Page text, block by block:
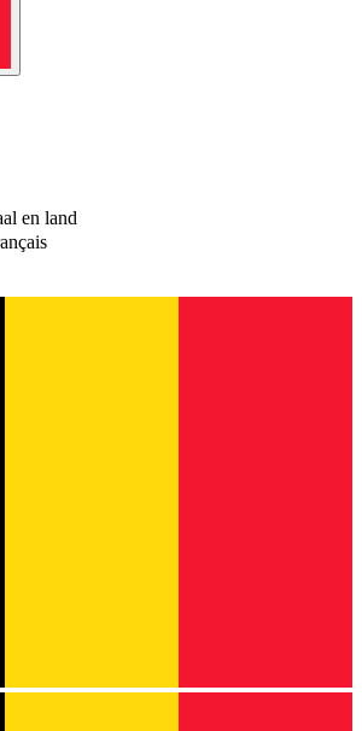
en land